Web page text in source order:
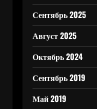
Сентябрь 2025
Август 2025
Октябрь 2024
Сентябрь 2019
Май 2019